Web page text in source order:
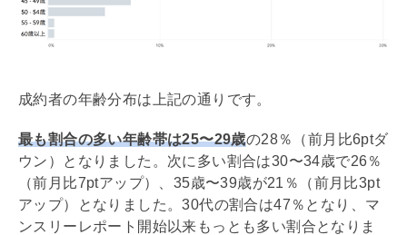
成約者の年齢分布は上記の通りです。
最も割合の多い年齢帯は25〜29歳の28％（前月比6ptダ
ウン）となりました。次に多い割合は30〜34歳で26％
（前月比7ptアップ）、35歳〜39歳が21％（前月比3pt
アップ）となりました。30代の割合は47％となり、マ
ンスリーレポート開始以来もっとも多い割合となりま